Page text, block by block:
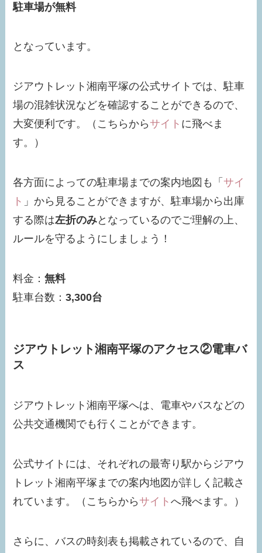
駐車場が無料
となっています。
ジアウトレット湘南平塚の公式サイトでは、駐車
場の混雑状況などを確認することができるので、
大変便利です。（こちらから サイト に飛べま
す。）
各方面によっての駐車場までの案内地図も「 サイ
ト 」から見ることができますが、駐車場から出庫
する際は左折のみとなっているのでご理解の上、
ルールを守るようにしましょう！
料金：無料
駐車台数：3,300台
ジアウトレット湘南平塚のアクセス②電車バ
ス
ジアウトレット湘南平塚へは、電車やバスなどの
公共交通機関でも行くことができます。
公式サイトには、それぞれの最寄り駅からジアウ
トレット湘南平塚までの案内地図が詳しく記載さ
れています。（こちらから サイトへ飛べます。）
さらに、バスの時刻表も掲載されているので、自